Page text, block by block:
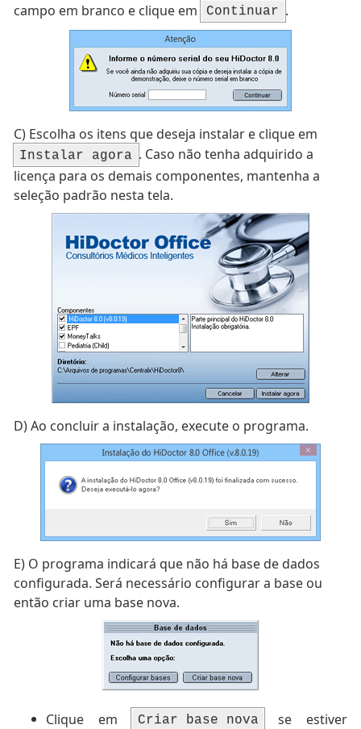
campo em branco e clique em
Continuar .
C) Escolha os itens que deseja instalar e clique em
Instalar agora . Caso não tenha adquirido a
licença para os demais componentes, mantenha a
seleção padrão nesta tela.
D)Ao concluir a instalação, execute o programa.
E) O programa indicará que não há base de dados
configurada. Será necessário configurar a base ou
então criar uma base nova.
Clique em Criar base nova
se estiver